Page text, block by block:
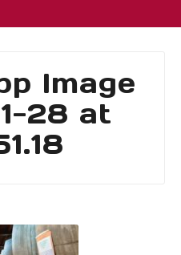
Image
28 at